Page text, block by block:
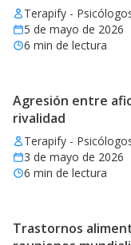
Terapify -
5 de mayo de 2026
6 min de lectura
Agresión entre
rivalidad
Terapify -
3 de mayo de 2026
6 min de lectura
Trastornos